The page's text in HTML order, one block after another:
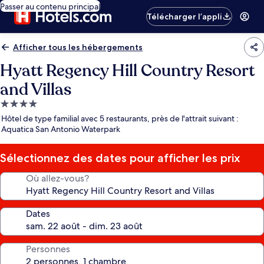
Passer au contenu principal
Télécharger l’appli
Afficher tous les hébergements
Hyatt Regency Hill Country Resort
and Villas
Hébergement
4.0 étoiles
Hôtel de type familial avec 5 restaurants, près de l'attrait suivant :
Aquatica San Antonio Waterpark
Sélectionnez des dates pour afficher les prix
Où allez-vous?
Dates
Personnes